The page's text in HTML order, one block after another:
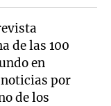
de las 100
en
noticias por
de los